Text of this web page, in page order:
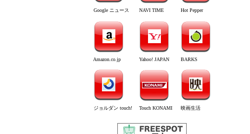
Google ニュース NAVI TIME Hot Pepper
Amazon.co.jp Yahoo! JAPAN BARKS
ジョルダン touch! Touch KONAMI 映画生活